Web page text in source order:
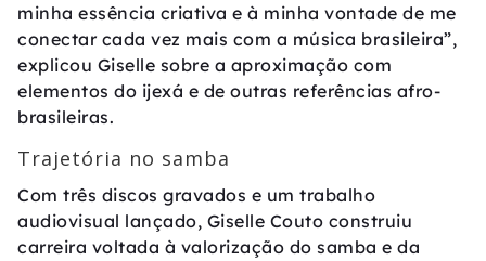
minha essência criativa e à minha vontade de me
conectar cada vez mais com a música brasileira”,
explicou Giselle sobre a aproximação com
elementos do ijexá e de outras referências afro-
brasileiras.
Trajetória no samba
Com três discos gravados e um trabalho
audiovisual lançado, Giselle Couto construiu
carreira voltada à valorização do samba e da